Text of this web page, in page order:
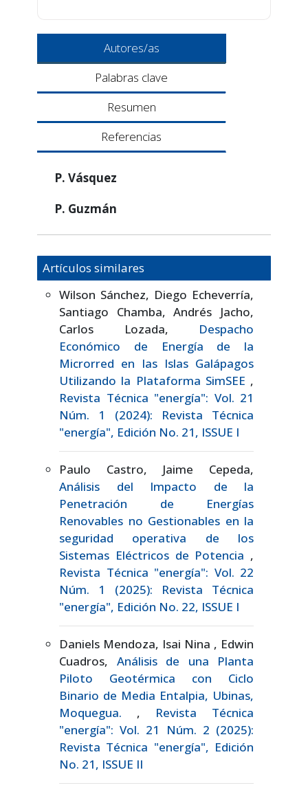
Autores/as
Palabras clave
Resumen
Referencias
P. Vásquez
P. Guzmán
Artículos similares
Wilson Sánchez, Diego Echeverría,
Santiago Chamba, Andrés Jacho,
Carlos Lozada, Despacho
Económico de Energía de la
Microrred en las Islas Galápagos
Utilizando la Plataforma SimSEE ,
Revista Técnica "energía": Vol. 21
Núm. 1 (2024): Revista Técnica
"energía", Edición No. 21, ISSUE I
Paulo Castro, Jaime Cepeda,
Análisis del Impacto de la
Penetración de Energías
Renovables no Gestionables en la
seguridad operativa de los
Sistemas Eléctricos de Potencia ,
Revista Técnica "energía": Vol. 22
Núm. 1 (2025): Revista Técnica
"energía", Edición No. 22, ISSUE I
Daniels Mendoza, Isai Nina , Edwin
Cuadros, Análisis de una Planta
Piloto Geotérmica con Ciclo
Binario de Media Entalpia, Ubinas,
Moquegua. , Revista Técnica
"energía": Vol. 21 Núm. 2 (2025):
Revista Técnica "energía", Edición
No. 21, ISSUE II